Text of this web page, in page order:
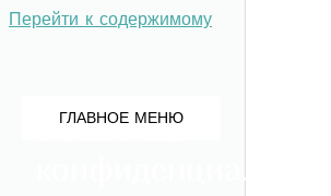
Перейти к содержимому
ГЛАВНОЕ МЕНЮ
Политика